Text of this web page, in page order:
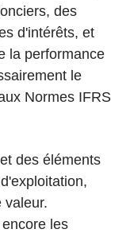
des
d'intérêts, et
la performance
le
Normes IFRS
des éléments
valeur.
les